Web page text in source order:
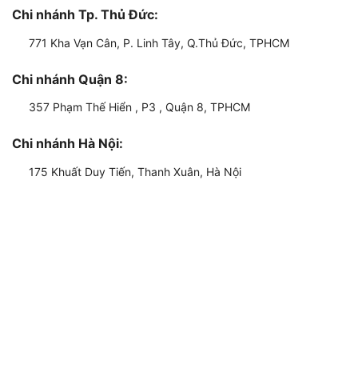
Chi nhánh Tp. Thủ Đức:
771 Kha Vạn Cân, P. Linh Tây, Q.Thủ Đức, TPHCM
Chi nhánh Quận 8:
357 Phạm Thế Hiển , P3 , Quận 8, TPHCM
Chi nhánh Hà Nội:
175 Khuất Duy Tiến, Thanh Xuân, Hà Nội